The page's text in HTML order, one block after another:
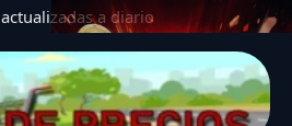
a diario